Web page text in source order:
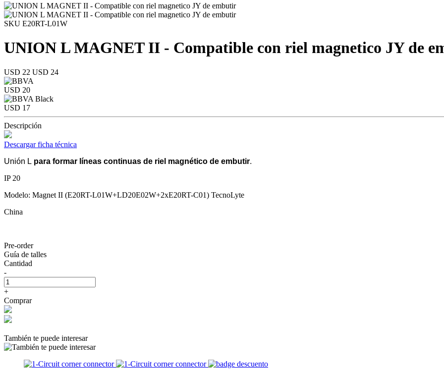
SKU E20RT-L01W
UNION L MAGNET II - Compatible con riel magnetico JY de
USD 22 USD 24
USD 20
USD 17
Descripción
Descargar ficha técnica
Unión L para formar líneas continuas de riel magnético de embutir.
IP 20
Modelo: Magnet II (E20RT-L01W+LD20E02W+2xE20RT-C01) TecnoLyte
China
Pre-order
Guía de talles
Cantidad
-
+
Comprar
También te puede interesar